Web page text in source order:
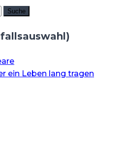
Suche
ein Leben lang tragen